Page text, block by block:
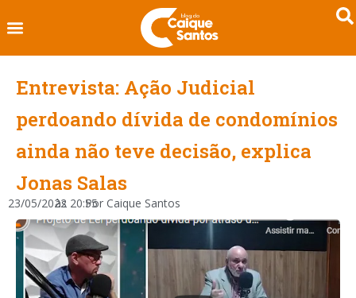
Entrevista: Ação Judicial
perdoando dívida de condomínios
ainda não teve decisão, explica
Jonas Salas
23/05/2022
às 20:55
Por Caique Santos